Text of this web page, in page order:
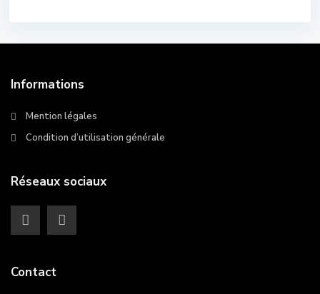
Informations
Mention légales
Condition d’utilisation générale
Réseaux sociaux
Contact